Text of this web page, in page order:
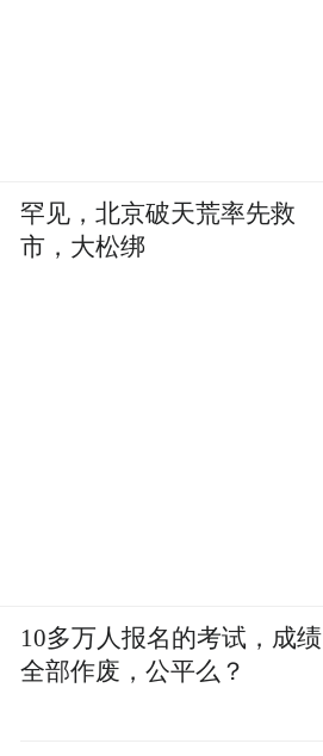
罕见，北京破天荒率先救
市，大松绑
10多万人报名的考试，成绩
全部作废，公平么？